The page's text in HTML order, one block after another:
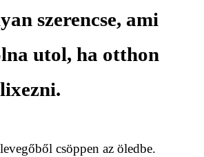
szerencse, ami
utol, ha otthon
csöppen az öledbe.